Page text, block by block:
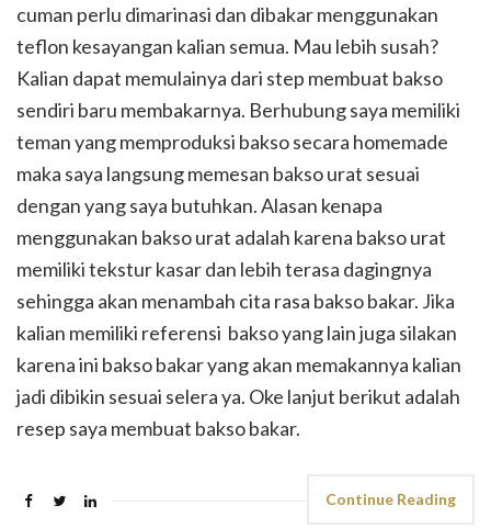
cuman perlu dimarinasi dan dibakar menggunakan
teflon kesayangan kalian semua. Mau lebih susah?
Kalian dapat memulainya dari step membuat bakso
sendiri baru membakarnya. Berhubung saya memiliki
teman yang memproduksi bakso secara homemade
maka saya langsung memesan bakso urat sesuai
dengan yang saya butuhkan. Alasan kenapa
menggunakan bakso urat adalah karena bakso urat
memiliki tekstur kasar dan lebih terasa dagingnya
sehingga akan menambah cita rasa bakso bakar. Jika
kalian memiliki referensi bakso yang lain juga silakan
karena ini bakso bakar yang akan memakannya kalian
jadi dibikin sesuai selera ya. Oke lanjut berikut adalah
resep saya membuat bakso bakar.
Continue Reading